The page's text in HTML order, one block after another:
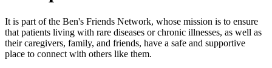
It is part of the Ben's Friends Network, whose mission is to ensure
that patients living with rare diseases or chronic illnesses, as well as
their caregivers, family, and friends, have a safe and supportive
place to connect with others like them.